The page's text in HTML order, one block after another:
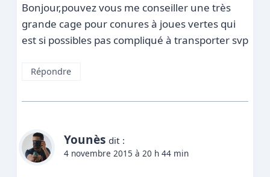
Bonjour,pouvez vous me conseiller une très
grande cage pour conures à joues vertes qui
est si possibles pas compliqué à transporter svp
Répondre
Younès dit :
4 novembre 2015 à 20 h 44 min